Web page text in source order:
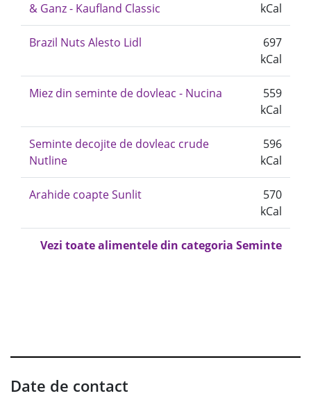
& Ganz - Kaufland Classic
kCal
Brazil Nuts Alesto Lidl
697
kCal
Miez din seminte de dovleac - Nucina
559
kCal
Seminte decojite de dovleac crude
Nutline
596
kCal
Arahide coapte Sunlit
570
kCal
Vezi toate alimentele din categoria Seminte
Date de contact